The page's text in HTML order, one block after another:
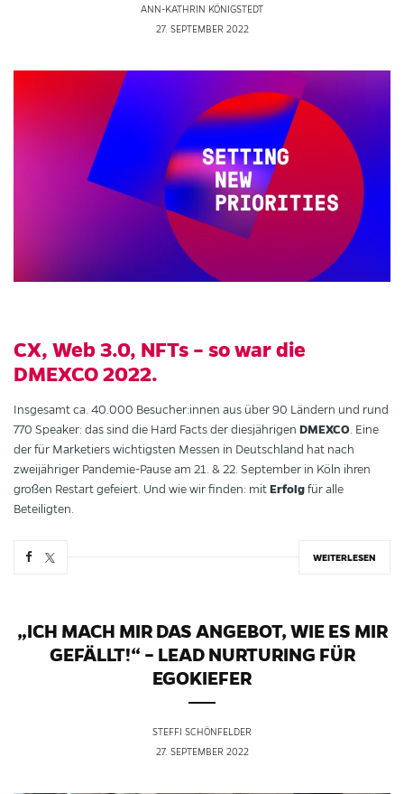
ANN-KATHRIN KÖNIGSTEDT
27. SEPTEMBER 2022
CX, Web 3.0, NFTs – so war die
DMEXCO 2022.
Insgesamt ca. 40.000 Besucher:innen aus über 90 Ländern und rund
770 Speaker: das sind die Hard Facts der diesjährigen DMEXCO. Eine
der für Marketiers wichtigsten Messen in Deutschland hat nach
zweijähriger Pandemie-Pause am 21. & 22. September in Köln ihren
großen Restart gefeiert. Und wie wir finden: mit Erfolg für alle
Beteiligten.
WEITERLESEN
„ICH MACH MIR DAS ANGEBOT, WIE ES MIR
GEFÄLLT!“ – LEAD NURTURING FÜR
EGOKIEFER
STEFFI SCHÖNFELDER
27. SEPTEMBER 2022